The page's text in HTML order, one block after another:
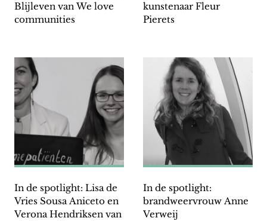
Blijleven van We love
communities
kunstenaar Fleur
Pierets
In de spotlight: Lisa de
Vries Sousa Aniceto en
Verona Hendriksen van
In de spotlight:
brandweervrouw Anne
Verweij